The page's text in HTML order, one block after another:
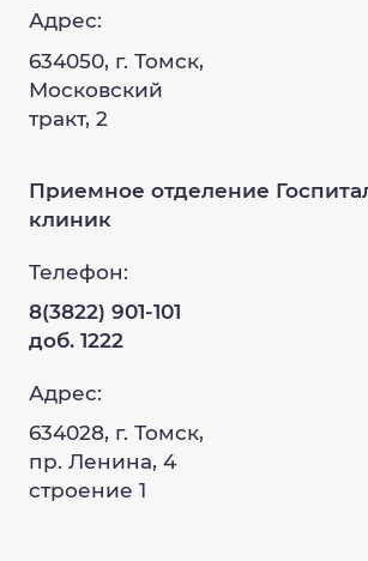
Адрес:
634050, г. Томск,
Московский
тракт, 2
Приемное отделение
клиник
Телефон:
8(3822) 901-101
доб. 1222
Адрес:
634028, г. Томск,
пр. Ленина, 4
строение 1